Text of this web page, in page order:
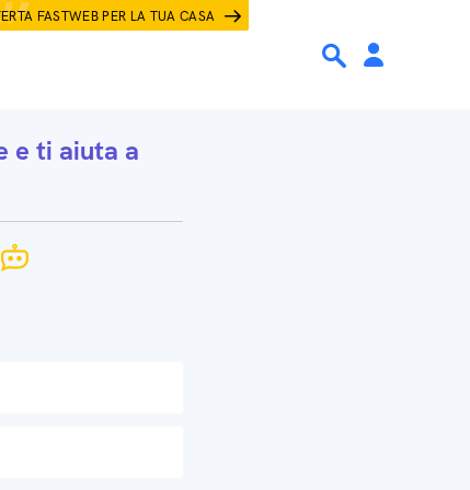
FASTWEB PER LA TUA CASA
e ti aiuta a